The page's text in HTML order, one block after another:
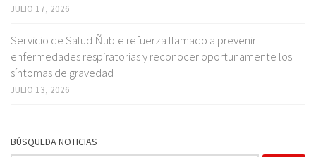
JULIO 17, 2026
Servicio de Salud Ñuble refuerza llamado a prevenir
enfermedades respiratorias y reconocer oportunamente los
síntomas de gravedad
JULIO 13, 2026
BÚSQUEDA NOTICIAS